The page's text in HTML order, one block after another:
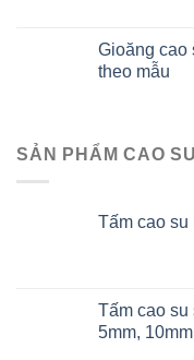
Gioăng cao
theo mẫu
SẢN PHẨM CAO
Tấm cao
Tấm cao su
5mm,